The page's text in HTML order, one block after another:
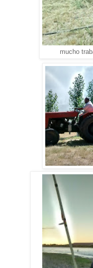
mucho